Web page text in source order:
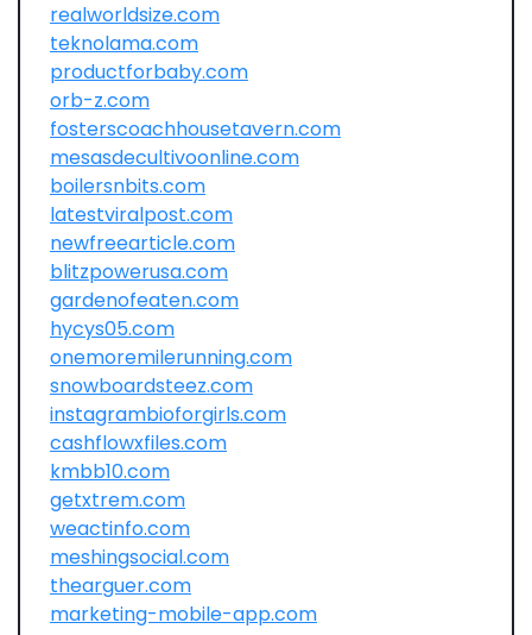
realworldsize.com
teknolama.com
productforbaby.com
orb-z.com
fosterscoachhousetavern.com
mesasdecultivoonline.com
boilersnbits.com
latestviralpost.com
newfreearticle.com
blitzpowerusa.com
gardenofeaten.com
hycys05.com
onemoremilerunning.com
snowboardsteez.com
instagrambioforgirls.com
cashflowxfiles.com
kmbb10.com
getxtrem.com
weactinfo.com
meshingsocial.com
thearguer.com
marketing-mobile-app.com